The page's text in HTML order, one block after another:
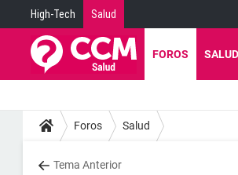
High-Tech Salud
FOROS SALUD
Foros Salud
Tema Anterior